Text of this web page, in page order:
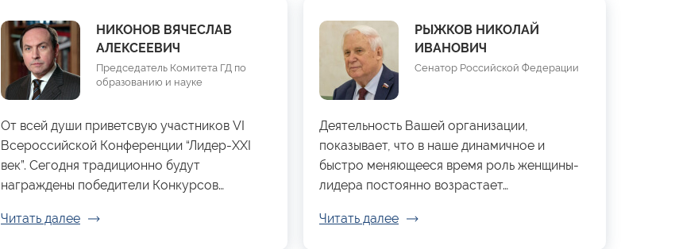
НИКОНОВ ВЯЧЕСЛАВ
АЛЕКСЕЕВИЧ
Председатель Комитета ГД по
образованию и науке
От всей души приветсвую участников VI
Всероссийской Конференции “Лидер-XXI
век”. Сегодня традиционно будут
награждены победители Конкурсов…
Читать далее
РЫЖКОВ НИКОЛАЙ
ИВАНОВИЧ
Сенатор Российской Федерации
Деятельность Вашей организации,
показывает, что в наше динамичное и
быстро меняющееся время роль женщины-
лидера постоянно возрастает…
Читать далее